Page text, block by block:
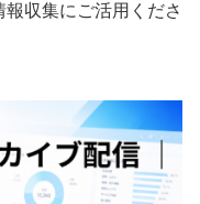
収集にご活用くださ